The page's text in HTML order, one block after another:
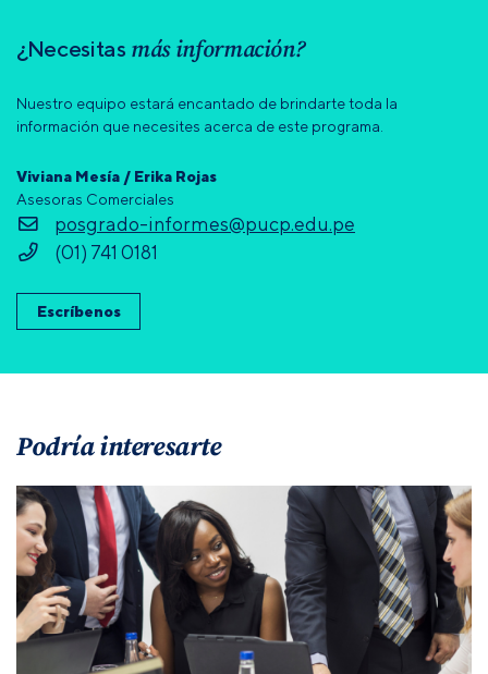
¿Necesitas más información?
Nuestro equipo estará encantado de brindarte toda la
información que necesites acerca de este programa.
Viviana Mesía / Erika Rojas
Asesoras Comerciales
posgrado-informes@pucp.edu.pe
(01) 741 0181
Escríbenos
Podría interesarte